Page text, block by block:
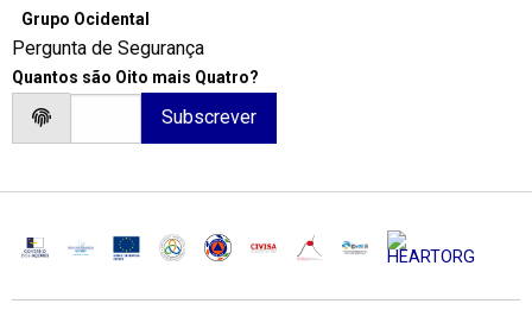
Grupo Ocidental
Pergunta de Segurança
Quantos são Oito mais Quatro?